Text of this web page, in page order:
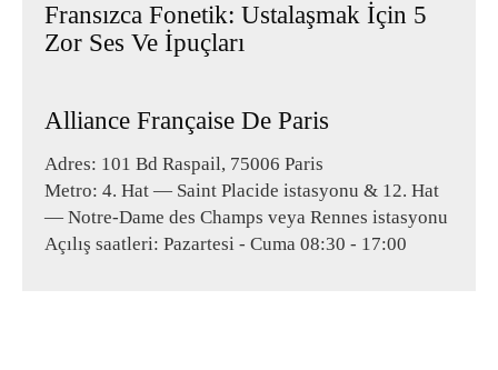
Fransızca Fonetik: Ustalaşmak İçin 5
Zor Ses Ve İpuçları
Alliance Française De Paris
Adres: 101 Bd Raspail, 75006 Paris
Metro: 4. Hat — Saint Placide istasyonu & 12. Hat
— Notre-Dame des Champs veya Rennes istasyonu
Açılış saatleri: Pazartesi - Cuma 08:30 - 17:00